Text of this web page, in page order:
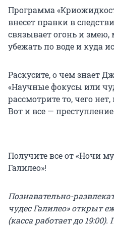
Программа
внесет правки в
связывает огонь и змею,
убежать по воде и куда
Раскусите, о чем знает
«Научные фокусы или
рассмотрите то, чего
Вот и все —
Получите все от «Ночи
Галилео»!
Познавательно-
чудес Галилео» открыт
(касса работает до